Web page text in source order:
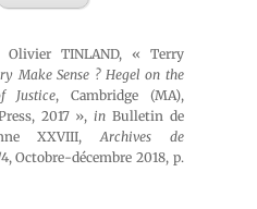
Olivier TINLAND, « Terry
Make Sense ? Hegel on the
Justice, Cambridge (MA),
2017 »,in Bulletin de
XXVIII,Archives de
Octobre-décembre 2018, p.